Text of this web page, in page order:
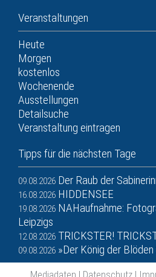
Veranstaltungen
Heute
Morgen
kostenlos
Wochenende
Ausstellungen
Detailsuche
Veranstaltung eintragen
Tipps für die nächsten Tage
09.08.2026 Der Raub der
16.08.2026 HIDDENSEE
19.08.2026 NAHaufnahme:
Leipzigs
12.08.2026 TRICKSTER!
09.08.2026 »Der König der Blöden